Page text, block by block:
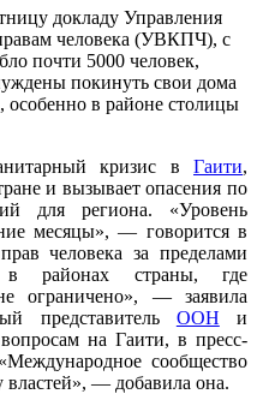
докладу Управления
человека (УВКПЧ), с
почти 5000 человек,
покинуть свои дома
особенно в районе столицы
кризис в Гаити,
и вызывает опасения по
для региона. «Уровень
месяцы», — говорится в
человека за пределами
в районах страны, где
ограничено», — заявила
представитель ООН и
на Гаити, в пресс-
сообщество
— добавила она.